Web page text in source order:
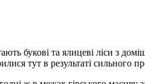
букові та ялицеві ліси з
тут в результаті сильного